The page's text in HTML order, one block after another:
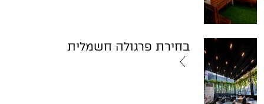
בחירת פרגולה חשמלית